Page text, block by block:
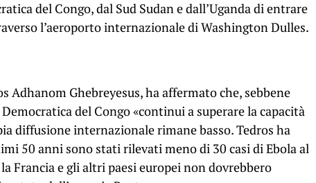
del Congo, dal Sud Sudan e dall’Uganda di entrare
l’aeroporto internazionale di Washington Dulles.
Adhanom Ghebreyesus, ha affermato che, sebbene
del Congo «continui a superare la capacità
diffusione internazionale rimane basso. Tedros ha
50 anni sono stati rilevati meno di 30 casi di Ebola al
Francia e gli altri paesi europei non dovrebbero